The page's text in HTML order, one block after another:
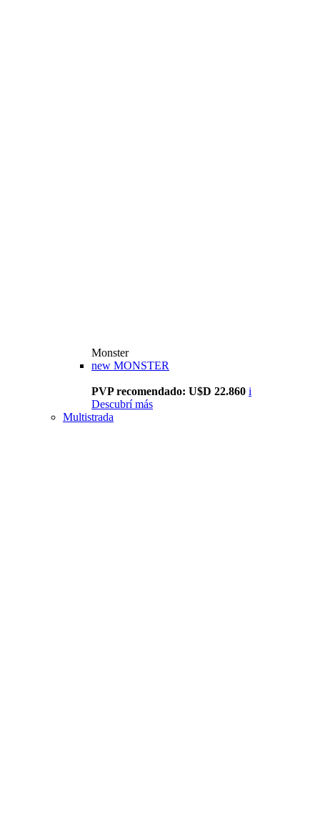
Monster
new MONSTER
PVP recomendado: U$D 22.860 i
Descubrí más
Multistrada